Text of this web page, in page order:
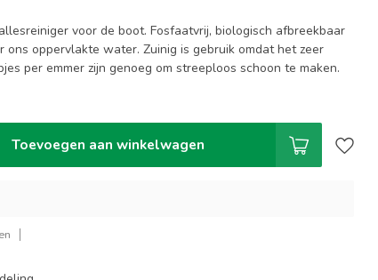
voor de boot. Fosfaatvrij, biologisch afbreekbaar
ons oppervlakte water. Zuinig is gebruik omdat het zeer
per emmer zijn genoeg om streeploos schoon te maken.
Toevoegen aan winkelwagen